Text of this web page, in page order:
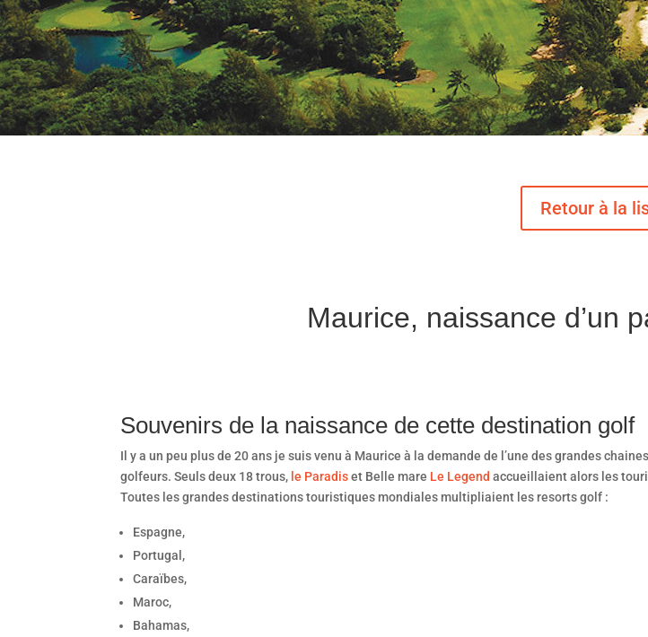
Maurice, naissance d’un
Souvenirs de la naissance de cette destination golf
Il y a un peu plus de 20 ans je suis venu à Maurice à la demande de l’une des grandes
golfeurs. Seuls deux 18 trous, le Paradiset Belle mare Le Legend accueillaient alors les
Toutes les grandes destinations touristiques mondiales multipliaient les resorts golf :
Espagne,
Portugal,
Caraïbes,
Maroc,
Bahamas,